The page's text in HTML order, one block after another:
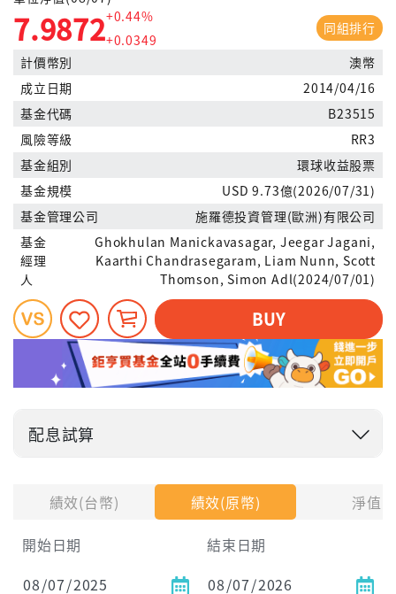
績效(台幣) 績效(原幣)
淨值
開始日期
結束日期
7.9872+0.44%
+0.0349
同組排行
計價幣別
澳幣
成立日期
2014/04/16
基金代碼
B23515
風險等級
RR3
基金組別
環球收益股票
基金規模
USD 9.73億(2026/07/31)
基金管理公司
施羅德投資管理(歐洲)有限公司
基金
經理
人
Ghokhulan Manickavasagar, Jeegar Jagani,
Kaarthi Chandrasegaram, Liam Nunn, Scott
Thomson, Simon Adl(2024/07/01)
BUY
配息試算
試算區間
1年
2年